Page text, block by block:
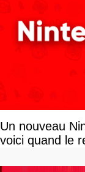
Un nouveau
voici quand le